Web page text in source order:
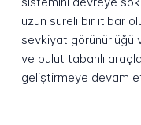
uzun süreli bir itibar
sevkiyat görünürlüğü
ve bulut tabanlı
geliştirmeye devam